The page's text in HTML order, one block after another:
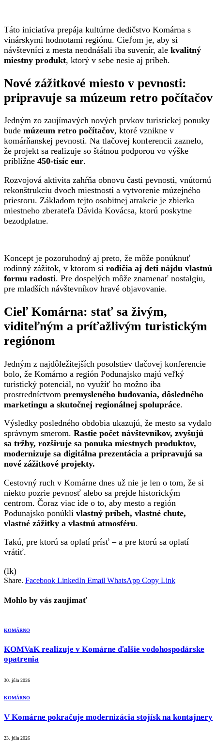
Táto iniciatíva prepája kultúrne dedičstvo Komárna s
vinárskymi hodnotami regiónu. Cieľom je, aby si
návštevníci z mesta neodnášali iba suvenír, ale kvalitný
miestny produkt, ktorý v sebe nesie aj príbeh.
Nové zážitkové miesto v pevnosti:
pripravuje sa múzeum retro počítačov
Jedným zo zaujímavých nových prvkov turistickej ponuky
bude múzeum retro počítačov, ktoré vznikne v
komárňanskej pevnosti. Na tlačovej konferencii zaznelo,
že projekt sa realizuje so štátnou podporou vo výške
približne 450-tisíc eur.
Rozvojová aktivita zahŕňa obnovu časti pevnosti, vnútornú
rekonštrukciu dvoch miestností a vytvorenie múzejného
priestoru. Základom tejto osobitnej atrakcie je zbierka
miestneho zberateľa Dávida Kovácsa, ktorú poskytne
bezodplatne.
Koncept je pozoruhodný aj preto, že môže ponúknuť
rodinný zážitok, v ktorom si rodičia aj deti nájdu vlastnú
formu radosti. Pre dospelých môže znamenať nostalgiu,
pre mladších návštevníkov hravé objavovanie.
Cieľ Komárna: stať sa živým,
viditeľným a príťažlivým turistickým
regiónom
Jedným z najdôležitejších posolstiev tlačovej konferencie
bolo, že Komárno a región Podunajsko majú veľký
turistický potenciál, no využiť ho možno iba
prostredníctvom premysleného budovania, dôsledného
marketingu a skutočnej regionálnej spolupráce.
Výsledky posledného obdobia ukazujú, že mesto sa vydalo
správnym smerom. Rastie počet návštevníkov, zvyšujú
sa tržby, rozširuje sa ponuka miestnych produktov,
modernizuje sa digitálna prezentácia a pripravujú sa
nové zážitkové projekty.
Cestovný ruch v Komárne dnes už nie je len o tom, že si
niekto pozrie pevnosť alebo sa prejde historickým
centrom. Čoraz viac ide o to, aby mesto a región
Podunajsko ponúkli vlastný príbeh, vlastné chute,
vlastné zážitky a vlastnú atmosféru.
Takú, pre ktorú sa oplatí prísť – a pre ktorú sa oplatí
vrátiť.
(lk)
Share. Facebook LinkedIn Email WhatsApp Copy Link
Mohlo by vás zaujimať
KOMÁRNO
KOMVaK realizuje v Komárne ďalšie vodohospodárske
opatrenia
30. júla 2026
KOMÁRNO
V Komárne pokračuje modernizácia stojísk na kontajnery
23. júla 2026